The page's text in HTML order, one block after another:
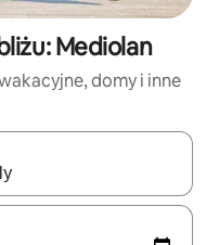
Mediolan
domy i inne
poruszać się po nich za